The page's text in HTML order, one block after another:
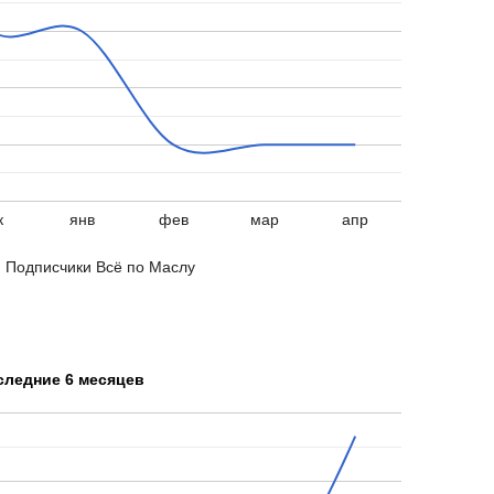
Подписчики Всё по Маслу
янв фев мар апр
6 месяцев